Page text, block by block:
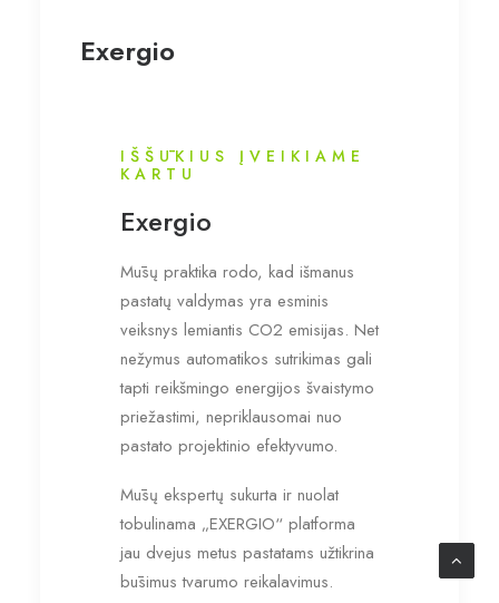
Exergio
IŠŠŪKIUS ĮVEIKIAME
KARTU
Exergio
Mūsų praktika rodo, kad išmanus
pastatų valdymas yra esminis
veiksnys lemiantis CO2 emisijas. Net
nežymus automatikos sutrikimas gali
tapti reikšmingo energijos švaistymo
priežastimi, nepriklausomai nuo
pastato projektinio efektyvumo.
Mūsų ekspertų sukurta ir nuolat
tobulinama „EXERGIO“ platforma
jau dvejus metus pastatams užtikrina
būsimus tvarumo reikalavimus.